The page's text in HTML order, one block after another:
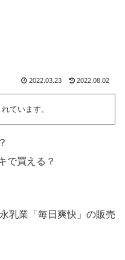
2022.03.23 2022.08.02
ています。
で買える？
乳業「毎日爽快」の販売